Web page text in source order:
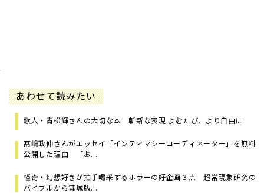
あわせて読みたい
歌人・青松輝さんの大切な本 斬新な表現 よむたび、より自由に
髙嶋政伸さんがエッセイ「インティマシーコーディネーター」を無料
公開した理由 「お...
怪奇・幻想好きが拍手喝采するホラーの好企画３点 超常現象研究の
バイブルから舞城版...